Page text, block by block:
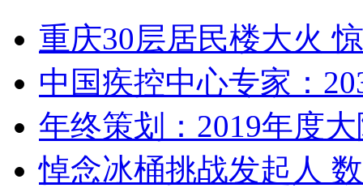
重庆30层居民楼大火
中国疾控中心专家：
年终策划：2019年度
悼念冰桶挑战发起人